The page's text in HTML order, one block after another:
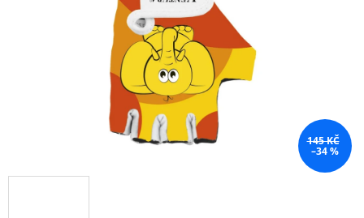
145 KČ
–34 %